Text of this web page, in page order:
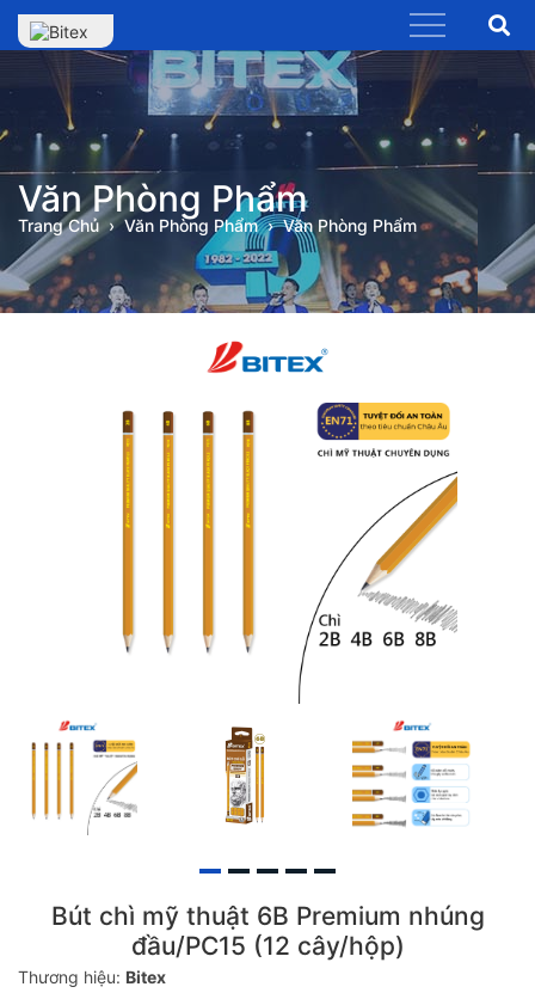
Văn Phòng Phẩm
Trang Chủ Văn Phòng Phẩm Văn Phòng Phẩm
Bút chì mỹ thuật 6B Premium nhúng
đầu/PC15 (12 cây/hộp)
Thương hiệu: Bitex